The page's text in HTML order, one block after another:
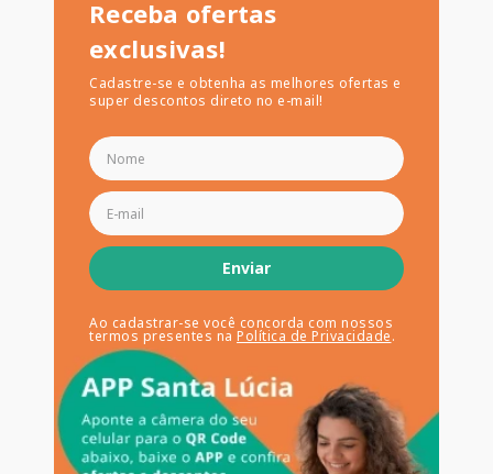
Receba ofertas
exclusivas!
Cadastre-se e obtenha as melhores ofertas e
super descontos direto no e-mail!
Enviar
Ao cadastrar-se você concorda com nossos
termos presentes na Política de Privacidade.